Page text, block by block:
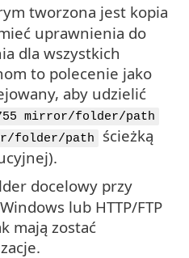
tworzona jest kopia
uprawnienia do
dla wszystkich
to polecenie jako
aby udzielić
755 mirror/folder/path
folder/path
ścieżką
docelowy przy
lub HTTP/FTP
mają zostać